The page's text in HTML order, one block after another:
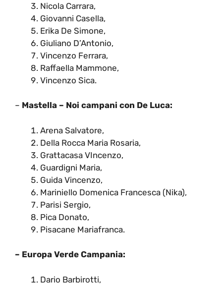
Nicola Carrara,
Giovanni Casella,
Erika De Simone,
Giuliano D’Antonio,
Vincenzo Ferrara,
Raffaella Mammone,
Vincenzo Sica.
– Mastella – Noi campani con De Luca:
Arena Salvatore,
Della Rocca Maria Rosaria,
Grattacasa VIncenzo,
Guardigni Maria,
Guida Vincenzo,
Mariniello Domenica Francesca (Nika),
Parisi Sergio,
Pica Donato,
Pisacane Mariafranca.
– Europa Verde Campania:
Dario Barbirotti,